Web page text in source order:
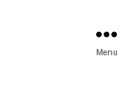
Menu